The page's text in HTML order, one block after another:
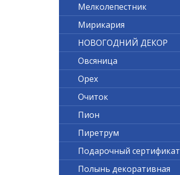
Мелколепестник
Мирикария
НОВОГОДНИЙ ДЕКОР
Овсяница
Орех
Очиток
Пион
Пиретрум
Подарочный сертификат
Полынь декоративная